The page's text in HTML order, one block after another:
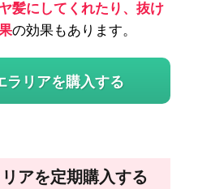
髪にしてくれたり、抜け
の効果もあります。
ラリアを購入する
アを定期購入する